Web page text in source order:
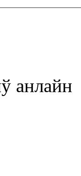
анлайн